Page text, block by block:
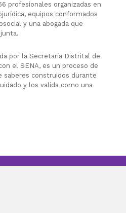
profesionales organizadas en
equipos conformados
y una abogada que
por la Secretaría Distrital de
el SENA, es un proceso de
saberes construidos durante
y los valida como una